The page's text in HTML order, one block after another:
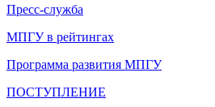
Пресс-служба
МПГУ в рейтингах
Программа развития МПГУ
ПОСТУПЛЕНИЕ